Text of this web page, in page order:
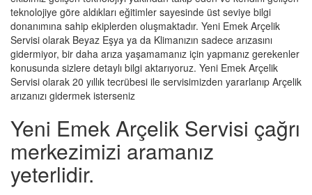
teknolojiye göre aldıkları eğitimler sayesinde üst seviye bilgi
donanımına sahip ekiplerden oluşmaktadır. Yeni Emek Arçelik
Servisi olarak Beyaz Eşya ya da Klimanızın sadece arızasını
gidermiyor, bir daha arıza yaşamamanız için yapmanız gerekenler
konusunda sizlere detaylı bilgi aktarıyoruz. Yeni Emek Arçelik
Servisi olarak 20 yıllık tecrübesi ile servisimizden yararlanıp Arçelik
arızanızı gidermek isterseniz
Yeni Emek Arçelik Servisi çağrı
merkezimizi aramanız
yeterlidir.